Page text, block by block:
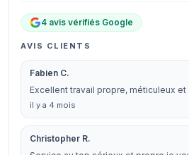
4 avis vérifiés Google
AVIS CLIENTS
Fabien C.
Excellent travail propre, méticuleux et
il y a 4 mois
Christopher R.